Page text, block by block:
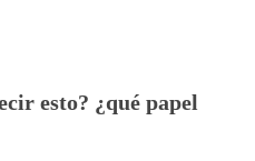
esto? ¿qué papel